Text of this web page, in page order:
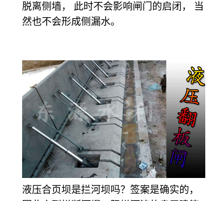
脱离侧墙， 此时不会影响闸门的启闭， 当
然也不会形成侧漏水。
液压合页坝是拦河坝吗？签案是确实的，